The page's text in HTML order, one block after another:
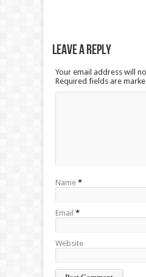
Leave a Reply
Your email address will
Required fields are
Name *
Email *
Website